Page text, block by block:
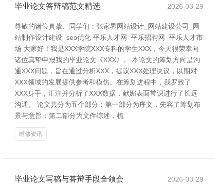
毕业论文答辩稿范文精选 2026-03-29
尊敬的诸位真挚、同学们：张家界网站设计_网站建设公司_网
站制作设计建设_seo优化 平乐人才网_平乐招聘网_平乐人才市
场 大家好！我是XXX学院XXX专科的学生XXX，今天很荣幸向
诸位真挚申报我的毕业论文《XXX》。 本论文的筹划方向是沟
通XXX问题，旨在通过分析XXX，提议XXX处理决议，以期对
XXX领域的发展提供参考和模仿。在筹划进程中，我罗致了
XXX身手，汇注并分析了XXX数据，献媚表面常识进行了长远
沟通。 论文共分为五个部分：第一部分为序文，先容了筹划布
景与意旨；第二部分为文件综述，梳
维修资讯
毕业论文写稿与答辩手段全领会 2026-03-29